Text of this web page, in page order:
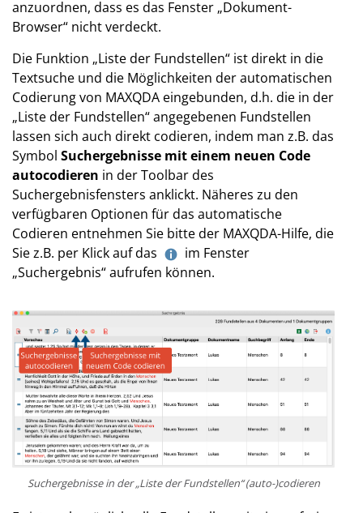
anzuordnen, dass es das Fenster „Dokument-
Browser“ nicht verdeckt.
Die Funktion „Liste der Fundstellen“ ist direkt in die
Textsuche und die Möglichkeiten der automatischen
Codierung von MAXQDA eingebunden, d.h. die in der
„Liste der Fundstellen“ angegebenen Fundstellen
lassen sich auch direkt codieren, indem man z.B. das
Symbol Suchergebnisse mit einem neuen Code
autocodieren in der Toolbar des
Suchergebnisfensters anklickt. Näheres zu den
verfügbaren Optionen für das automatische
Codieren entnehmen Sie bitte der MAXQDA-Hilfe, die
Sie z.B. per Klick auf das
im Fenster
„Suchergebnis“ aufrufen können.
Suchergebnisse in der „Liste der Fundstellen“ (auto-)codieren